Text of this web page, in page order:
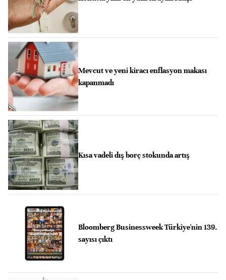
Mevcut ve yeni kiracı enflasyon makası
kapanmadı
Kısa vadeli dış borç stokunda artış
Bloomberg Businessweek Türkiye'nin 139.
sayısı çıktı